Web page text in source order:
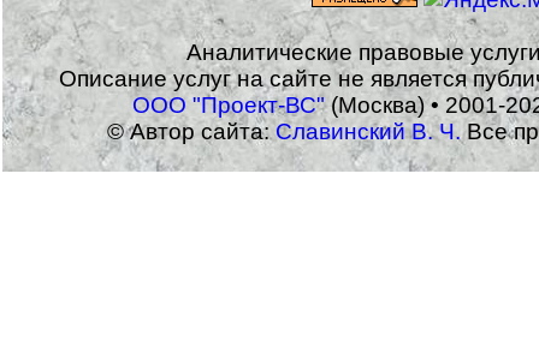
Аналитические правовые
Описание услуг на сайте не является
ООО "Проект-ВС"(Москва) • 2001-
© Автор сайта:Славинский В. Ч.Все